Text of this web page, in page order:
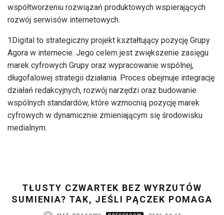
współtworzeniu rozwiązań produktowych wspierających
rozwój serwisów internetowych.
1Digital to strategiczny projekt kształtujący pozycję Grupy
Agora w internecie. Jego celem jest zwiększenie zasięgu
marek cyfrowych Grupy oraz wypracowanie wspólnej,
długofalowej strategii działania. Proces obejmuje integrację
działań redakcyjnych, rozwój narzędzi oraz budowanie
wspólnych standardów, które wzmocnią pozycję marek
cyfrowych w dynamicznie zmieniającym się środowisku
medialnym.
TŁUSTY CZWARTEK BEZ WYRZUTÓW
SUMIENIA? TAK, JEŚLI PĄCZEK POMAGA